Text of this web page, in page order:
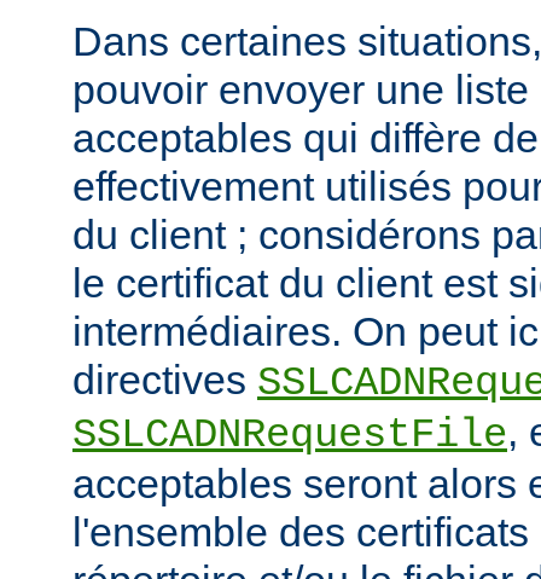
Dans certaines
pouvoir envoyer une
acceptables qui diffère
effectivement utilisés
du client ; considérons
le certificat du client est
intermédiaires. On peut
directives
SSLCADNRequestFile,
acceptables seront alors
l'ensemble des